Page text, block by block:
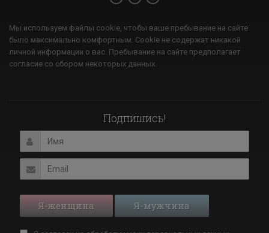
Мы используем файлы cookie, чтобы ваше пребывание на сайте
было максимально комфортным. Cookie не содержат никакой
личной информации о вас. Пребывание на сайте предполагает
согласие со сбором некоторых данных.
Подпишись!
Я-женщина Я-мужчина